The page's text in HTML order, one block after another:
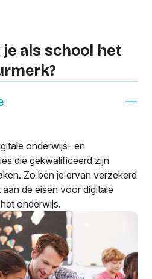
je als school het
onderwijs- en
die gekwalificeerd zijn
Zo ben je ervan verzekerd
de eisen voor digitale
onderwijs.